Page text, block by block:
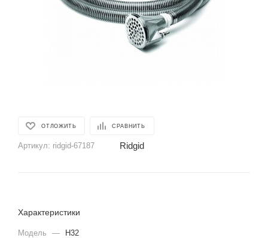
ОТЛОЖИТЬ СРАВНИТЬ
Артикул: ridgid-67187 Ridgid
Характеристики
Модель —
H32